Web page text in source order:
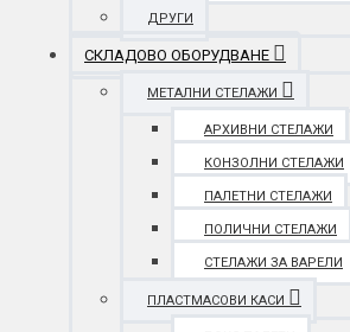
ДРУГИ
СКЛАДОВО ОБОРУДВАНЕ
МЕТАЛНИ СТЕЛАЖИ
АРХИВНИ СТЕЛАЖИ
КОНЗОЛНИ СТЕЛАЖИ
ПАЛЕТНИ СТЕЛАЖИ
ПОЛИЧНИ СТЕЛАЖИ
СТЕЛАЖИ ЗА ВАРЕЛИ
ПЛАСТМАСОВИ КАСИ